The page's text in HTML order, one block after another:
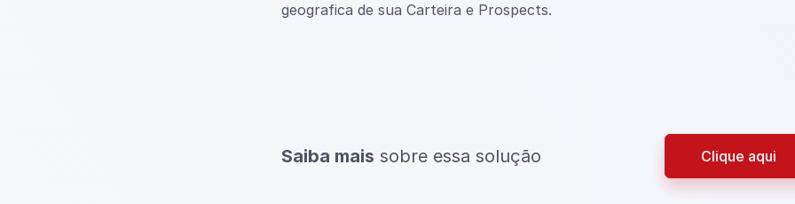
geografica de sua Carteira e Prospects.
Saiba mais sobre essa solução Clique aqui